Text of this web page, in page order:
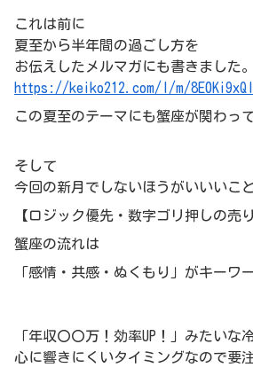
これは前に
夏至から半年間の過ごし方を
お伝えしたメルマガにも書きました。
https://keiko212.com/l/m/
この夏至のテーマにも蟹座が関わっ
そして
今回の新月でしないほうがいいいこ
【ロジック優先・数字ゴリ押しの売
蟹座の流れは
「感情・共感・ぬくもり」がキーワー
「年収〇〇万！効率UP！」みたいな
心に響きにくいタイミングなので要